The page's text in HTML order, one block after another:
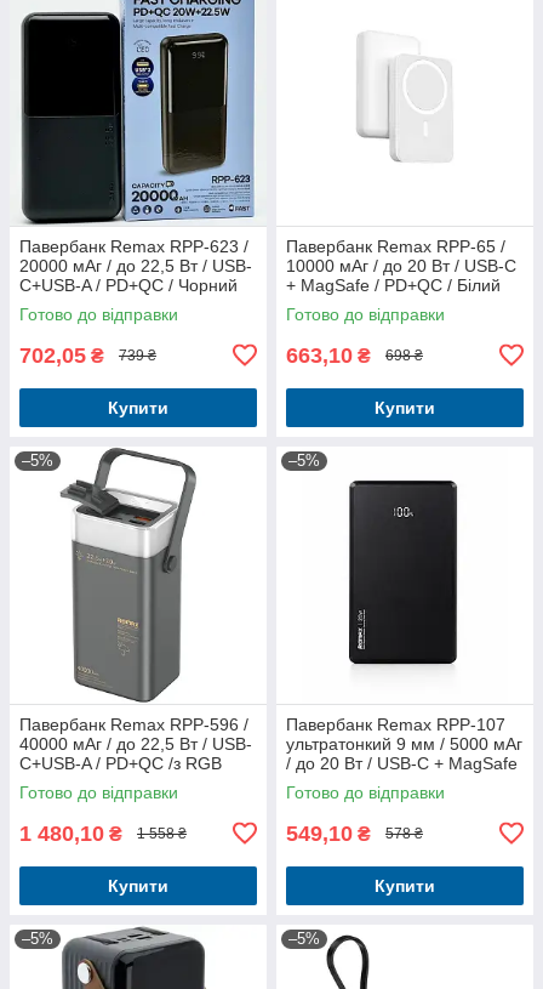
Павербанк Remax RPP-623 /
20000 мАг / до 22,5 Вт / USB-
C+USB-A / PD+QC / Чорний
Готово до відправки
702,05 ₴ 739 ₴
Купити
Павербанк Remax RPP-65 /
10000 мАг / до 20 Вт / USB-C
+ MagSafe / PD+QC / Білий
Готово до відправки
663,10 ₴ 698 ₴
Купити
–5%
Павербанк Remax RPP-596 /
40000 мАг / до 22,5 Вт / USB-
C+USB-A / PD+QC /з RGB
ліхтариком / Сірий
Готово до відправки
1 480,10 ₴ 1 558 ₴
Купити
–5%
Павербанк Remax RPP-107
ультратонкий 9 мм / 5000 мАг
/ до 20 Вт / USB-C + MagSafe
/ PD+QC / Чорний
Готово до відправки
549,10 ₴ 578 ₴
Купити
–5% –5%